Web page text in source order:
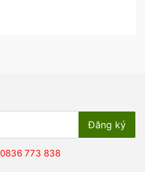
0836 773 838